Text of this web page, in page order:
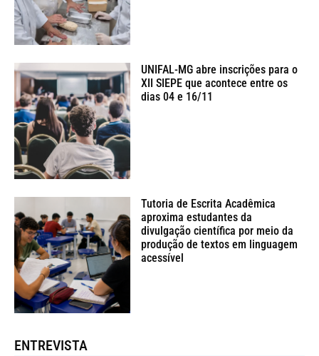
UNIFAL-MG abre inscrições para o
XII SIEPE que acontece entre os
dias 04 e 16/11
Tutoria de Escrita Acadêmica
aproxima estudantes da
divulgação científica por meio da
produção de textos em linguagem
acessível
ENTREVISTA